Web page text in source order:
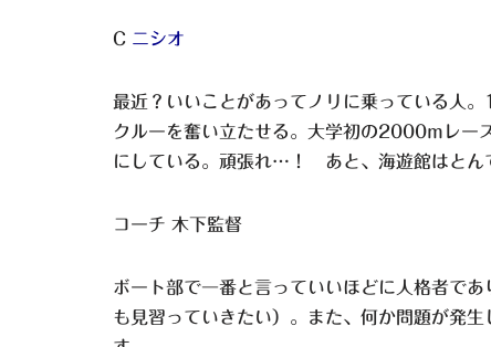
C ニシオ
最近？いいことがあってノリに乗っている人
クルーを奮い立たせる。大学初の2000mレー
にしている。頑張れ…！ あと、海遊館はとん
コーチ 木下監督
ボート部で一番と言っていいほどに人格者で
も見習っていきたい）。また、何か問題が発